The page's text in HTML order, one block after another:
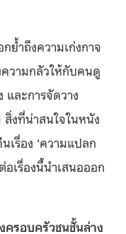
ย้ำถึงความเก่งกาจ
ความกลัวให้กับคนดู
และการจัดวาง
งที่น่าสนใจในหนัง
เรื่อง ‘ความแปลก
เรื่องนี้นำเสนอออก
รอบครัวชนชั้นล่าง